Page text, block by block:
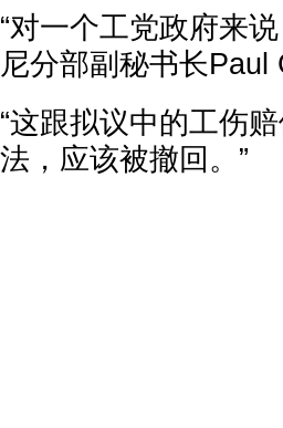
“对一个工党政府来
尼分部副秘书长Paul
“这跟拟议中的工伤
法，应该被撤回。”